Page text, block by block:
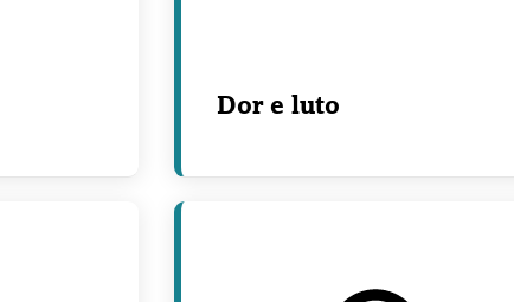
Dor e luto